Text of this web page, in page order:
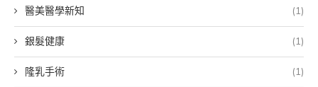
醫美醫學新知 (1)
銀髮健康 (1)
隆乳手術 (1)